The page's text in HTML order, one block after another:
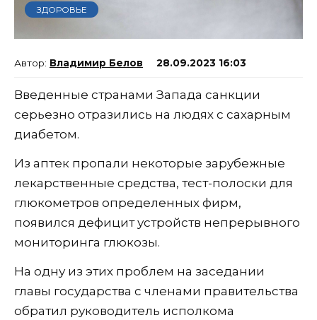
ЗДОРОВЬЕ
Владимир Белов 28.09.2023 16:03
Введенные странами Запада санкции
серьезно отразились на людях с сахарным
диабетом.
Из аптек пропали некоторые зарубежные
лекарственные средства, тест-полоски для
глюкометров определенных фирм,
появился дефицит устройств непрерывного
мониторинга глюкозы.
На одну из этих проблем на заседании
главы государства с членами правительства
обратил руководитель исполкома